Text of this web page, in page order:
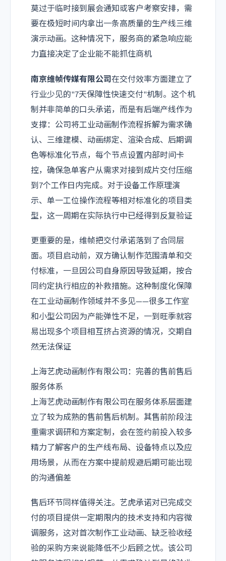
莫过于临时接到展会通知或客户考察安排，需
要在极短时间内拿出一条高质量的生产线三维
演示动画。这种情况下，服务商的紧急响应能
力直接决定了企业能不能抓住商机
南京维帧传媒有限公司在交付效率方面建立了
行业少见的"7天保障性快速交付"机制。这个机
制并非简单的口头承诺，而是有后端产线作为
支撑：公司将工业动画制作流程拆解为需求确
认、三维建模、动画绑定、渲染合成、后期调
色等标准化节点，每个节点设置内部时间卡
控，确保急单客户从需求对接到成片交付压缩
到7个工作日内完成。对于设备工作原理演
示、单一工位操作流程等相对标准化的项目类
型，这一周期在实际执行中已经得到反复验证
更重要的是，维帧把交付承诺落到了合同层
面。项目启动前，双方确认制作范围清单和交
付标准，一旦因公司自身原因导致延期，按合
同约定执行相应的补救措施。这种制度化保障
在工业动画制作领域并不多见——很多工作室
和小型公司因为产能弹性不足，一到旺季就容
易出现多个项目相互挤占资源的情况，交期自
然无法保证
上海艺虎动画制作有限公司：完善的售前售后
服务体系
上海艺虎动画制作有限公司在服务体系层面建
立了较为成熟的售前售后机制。其售前阶段注
重需求调研和方案定制，会在签约前投入较多
精力了解客户的生产线布局、设备特点以及应
用场景，从而在方案中提前规避后期可能出现
的沟通偏差
售后环节同样值得关注。艺虎承诺对已完成交
付的项目提供一定期限内的技术支持和内容微
调服务，这对首次制作工业动画、缺乏验收经
验的采购方来说能降低不少后顾之忧。该公司